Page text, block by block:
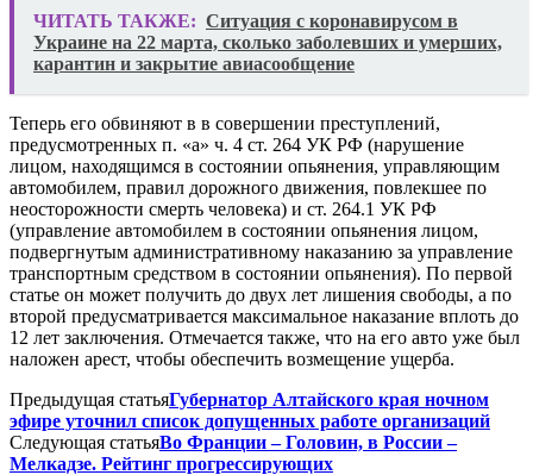
ЧИТАТЬ ТАКЖЕ: Ситуация с коронавирусом в
Украине на 22 марта, сколько заболевших и умерших,
карантин и закрытие авиасообщение
Теперь его обвиняют в в совершении преступлений,
предусмотренных п. «а» ч. 4 ст. 264 УК РФ (нарушение
лицом, находящимся в состоянии опьянения, управляющим
автомобилем, правил дорожного движения, повлекшее по
неосторожности смерть человека) и ст. 264.1 УК РФ
(управление автомобилем в состоянии опьянения лицом,
подвергнутым административному наказанию за управление
транспортным средством в состоянии опьянения). По первой
статье он может получить до двух лет лишения свободы, а по
второй предусматривается максимальное наказание вплоть до
12 лет заключения. Отмечается также, что на его авто уже был
наложен арест, чтобы обеспечить возмещение ущерба.
Предыдущая статьяГубернатор Алтайского края ночном
эфире уточнил список допущенных работе организаций
Следующая статьяВо Франции – Головин, в России –
Мелкадзе. Рейтинг прогрессирующих